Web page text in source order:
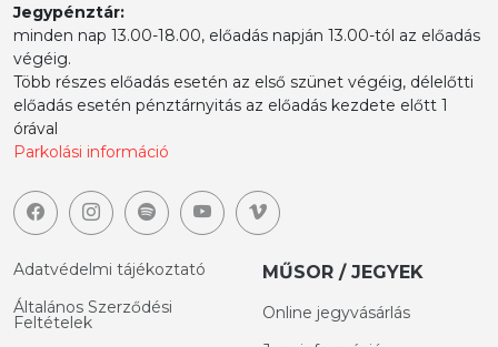
Jegypénztár:
minden nap 13.00-18.00, előadás napján 13.00-tól az előadás
végéig.
Több részes előadás esetén az első szünet végéig, délelőtti
előadás esetén pénztárnyitás az előadás kezdete előtt 1
órával
Parkolási információ
Adatvédelmi tájékoztató
Általános Szerződési
Feltételek
MŰSOR / JEGYEK
Online jegyvásárlás